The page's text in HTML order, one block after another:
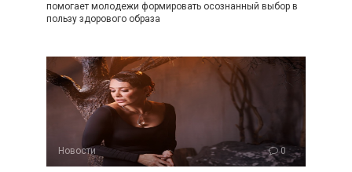
помогает молодежи формировать осознанный выбор в
пользу здорового образа
Новости 0